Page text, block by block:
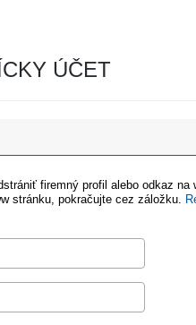
ÚČET
firemný profil alebo odkaz na
stránku, pokračujte cez záložku.